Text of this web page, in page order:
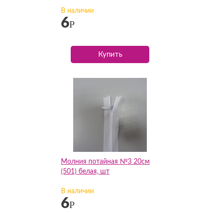
В наличии
6Р
Купить
Молния потайная №3 20см
(501) белая, шт
В наличии
6Р